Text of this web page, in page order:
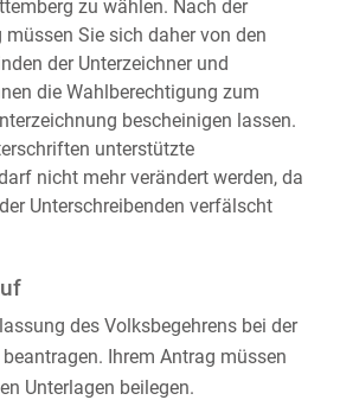
zu wählen. Nach der
müssen Sie sich daher von den
der Unterzeichner und
die Wahlberechtigung zum
bescheinigen lassen.
unterstützte
nicht mehr verändert werden, da
Unterschreibenden verfälscht
des Volksbegehrens bei der
Ihrem Antrag müssen
Unterlagen beilegen.